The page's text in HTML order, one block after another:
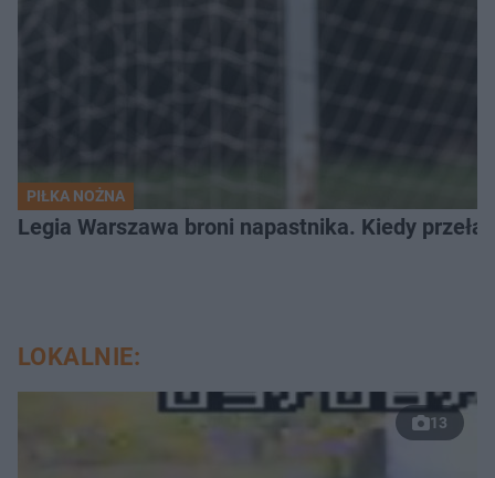
PIŁKA NOŻNA
Legia Warszawa broni napastnika. Kiedy
LOKALNIE:
13